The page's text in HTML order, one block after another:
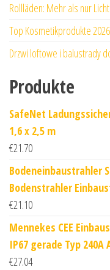
Rollläden: Mehr als nur
Top Kosmetikprodukte
Drzwi loftowe i balustrady
Produkte
SafeNet
1,6 x 2,5 m
€21.70
Bodeneinbaustrahler
Bodenstrahler
€21.10
Mennekes CEE
IP67 gerade Typ
€27.04